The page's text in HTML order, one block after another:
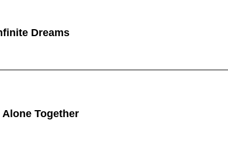
Dreams
Alone Together